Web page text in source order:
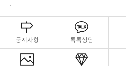
공지사항 톡톡상담